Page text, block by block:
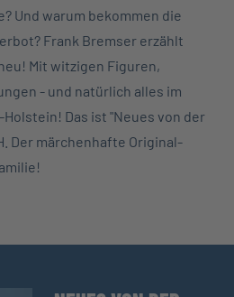
Und warum bekommen die
Frank Bremser erzählt
Mit witzigen Figuren,
- und natürlich alles im
Das ist "Neues von der
Der märchenhafte Original-